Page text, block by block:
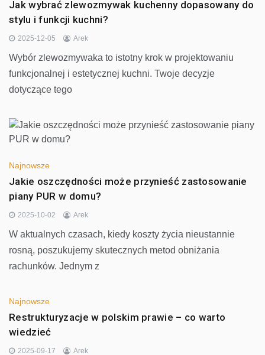
Jak wybrać zlewozmywak kuchenny dopasowany do
stylu i funkcji kuchni?
2025-12-05 Arek
Wybór zlewozmywaka to istotny krok w projektowaniu
funkcjonalnej i estetycznej kuchni. Twoje decyzje
dotyczące tego
Najnowsze
Jakie oszczędności może przynieść zastosowanie
piany PUR w domu?
2025-10-02 Arek
W aktualnych czasach, kiedy koszty życia nieustannie
rosną, poszukujemy skutecznych metod obniżania
rachunków. Jednym z
Najnowsze
Restrukturyzacje w polskim prawie – co warto
wiedzieć
2025-09-17 Arek